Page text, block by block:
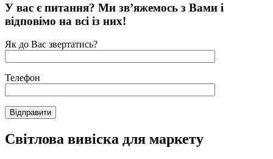
У вас є питання? Ми зв’яжемось з Вами і
відповімо на всі із них!
Як до Вас звертатись?
Телефон
Світлова вивіска для маркету